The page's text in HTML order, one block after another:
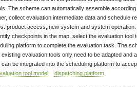
The scheme can automatically assemble
collect evaluation intermediate data and schedule
product access, new system and system
checkpoints in the map, select the evaluation tool
platform to complete the evaluation task. The
evaluation tools only need to be adapted and
be integrated into the scheduling platform to
tool model dispatching platform